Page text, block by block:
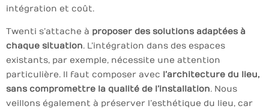
intégration et coût.
Twenti s’attache à proposer des solutions adaptées à
chaque situation. L’intégration dans des espaces
existants, par exemple, nécessite une attention
particulière. Il faut composer avec l’architecture du lieu,
sans compromettre la qualité de l’installation. Nous
veillons également à préserver l’esthétique du lieu, car